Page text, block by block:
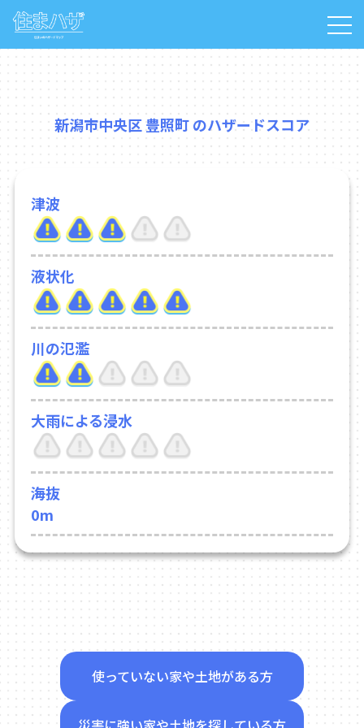
新潟市中央区 豊照町 のハザードスコア
津波
液状化
川の氾濫
大雨による浸水
海抜
0m
使っていない家や土地がある方